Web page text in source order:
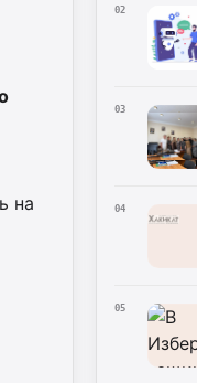
на
02
03
04
05